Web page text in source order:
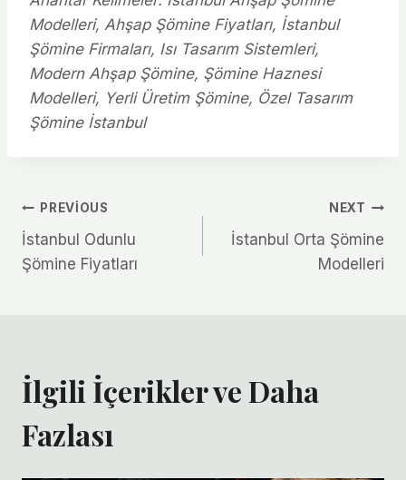
Modelleri, Ahşap Şömine Fiyatları, İstanbul
Şömine Firmaları, Isı Tasarım Sistemleri,
Modern Ahşap Şömine, Şömine Haznesi
Modelleri, Yerli Üretim Şömine, Özel Tasarım
Şömine İstanbul
Yazı
gezinmesi
PREVIOUS
İstanbul Odunlu
Şömine Fiyatları
NEXT
İstanbul Orta Şömine
Modelleri
İlgili İçerikler ve Daha
Fazlası